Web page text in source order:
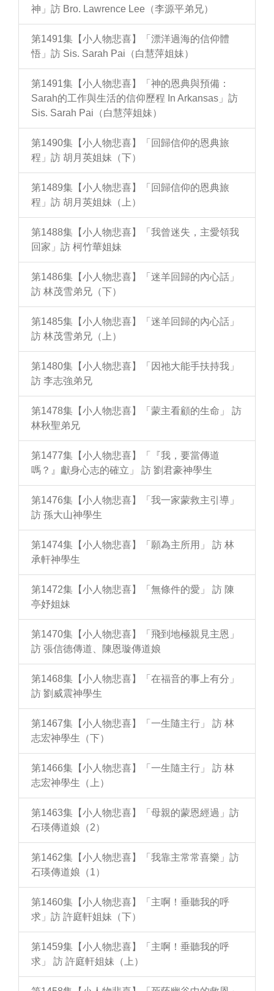
神」訪 Bro. Lawrence Lee（李源平弟兄）
第1491集【小人物悲喜】「漂洋過海的信仰體
悟」訪 Sis. Sarah Pai（白慧萍姐妹）
第1491集【小人物悲喜】「神的恩典與預備：
Sarah的工作與生活的信仰歷程 In Arkansas」訪
Sis. Sarah Pai（白慧萍姐妹）
第1490集【小人物悲喜】「回歸信仰的恩典旅
程」訪 胡月英姐妹（下）
第1489集【小人物悲喜】「回歸信仰的恩典旅
程」訪 胡月英姐妹（上）
第1488集【小人物悲喜】「我曾迷失，主愛領我
回家」訪 柯竹華姐妹
第1486集【小人物悲喜】「迷羊回歸的內心話」
訪 林茂雪弟兄（下）
第1485集【小人物悲喜】「迷羊回歸的內心話」
訪 林茂雪弟兄（上）
第1480集【小人物悲喜】「因祂大能手扶持我」
訪 李志強弟兄
第1478集【小人物悲喜】「蒙主看顧的生命」 訪
林秋聖弟兄
第1477集【小人物悲喜】「『我，要當傳道
嗎？』獻身心志的確立」 訪 劉君豪神學生
第1476集【小人物悲喜】「我一家蒙救主引導」
訪 孫大山神學生
第1474集【小人物悲喜】「願為主所用」 訪 林
承軒神學生
第1472集【小人物悲喜】「無條件的愛」 訪 陳
亭妤姐妹
第1470集【小人物悲喜】「飛到地極親見主恩」
訪 張信德傳道、陳恩璇傳道娘
第1468集【小人物悲喜】「在福音的事上有分」
訪 劉威震神學生
第1467集【小人物悲喜】「一生隨主行」 訪 林
志宏神學生（下）
第1466集【小人物悲喜】「一生隨主行」 訪 林
志宏神學生（上）
第1463集【小人物悲喜】「母親的蒙恩經過」訪
石瑛傳道娘（2）
第1462集【小人物悲喜】「我靠主常常喜樂」訪
石瑛傳道娘（1）
第1460集【小人物悲喜】「主啊！垂聽我的呼
求」訪 許庭軒姐妹（下）
第1459集【小人物悲喜】「主啊！垂聽我的呼
求」 訪 許庭軒姐妹（上）